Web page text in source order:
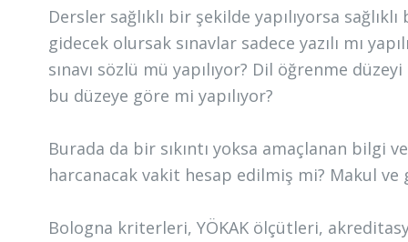
Dersler sağlıklı bir şekilde yapılıyorsa
gidecek olursak sınavlar sadece yazılı mı
sınavı sözlü mü yapılıyor? Dil öğrenme
bu düzeye göre mi yapılıyor?
Burada da bir sıkıntı yoksa amaçlanan bilgi
harcanacak vakit hesap edilmiş mi? Makul
Bologna kriterleri, YÖKAK ölçütleri,